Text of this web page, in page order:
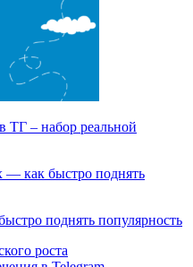
ТГ – набор реальной
поднять популярность